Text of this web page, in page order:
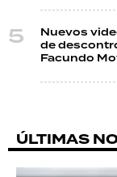
Nuevos
de
Facundo
ÚLTIMAS